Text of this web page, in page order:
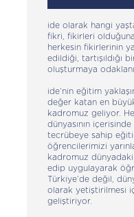
ide olarak hangi
fikri, fikirleri olduğuna
herkesin fikirlerinin
edildiği, tartışıldığı
oluşturmaya
ide’nin eğitim
değer katan en
kadromuz geliyor.
dünyasının
tecrübeye sahip
öğrencilerimizi
kadromuz
edip uygulayarak
Türkiye’de değil,
olarak yetiştirilmesi
geliştiriyor.